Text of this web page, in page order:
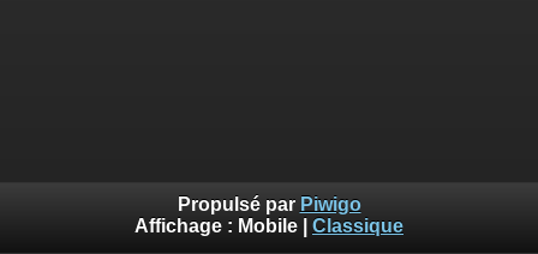
Propulsé par Piwigo
Affichage : Mobile Classique